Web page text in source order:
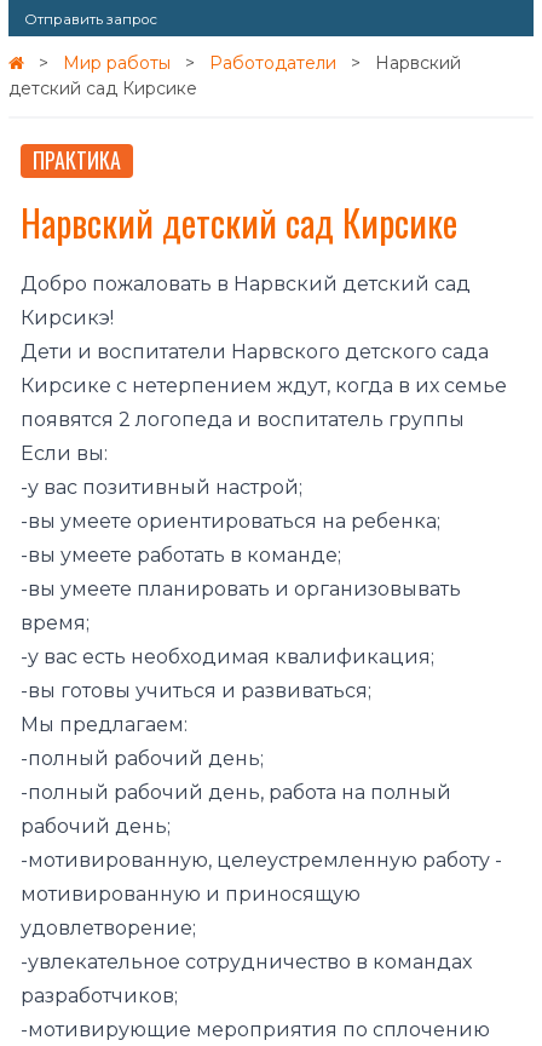
Отправить запрос
Мир работы Работодатели
Нарвский
детский сад Кирсике
ПРАКТИКА
Нарвский детский сад Кирсике
Добро пожаловать в Нарвский детский сад
Кирсикэ!
Дети и воспитатели Нарвского детского сада
Кирсике с нетерпением ждут, когда в их семье
появятся 2 логопеда и воспитатель группы
Если вы:
-у вас позитивный настрой;
-вы умеете ориентироваться на ребенка;
-вы умеете работать в команде;
-вы умеете планировать и организовывать
время;
-у вас есть необходимая квалификация;
-вы готовы учиться и развиваться;
Мы предлагаем:
-полный рабочий день;
-полный рабочий день, работа на полный
рабочий день;
-мотивированную, целеустремленную работу -
мотивированную и приносящую
удовлетворение;
-увлекательное сотрудничество в командах
разработчиков;
-мотивирующие мероприятия по сплочению